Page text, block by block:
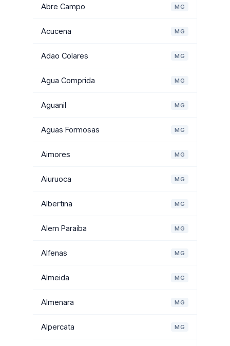
Abre Campo MG
Acucena MG
Adao Colares MG
Agua Comprida MG
Aguanil MG
Aguas Formosas MG
Aimores MG
Aiuruoca MG
Albertina MG
Alem Paraiba MG
Alfenas MG
Almeida MG
Almenara MG
Alpercata MG